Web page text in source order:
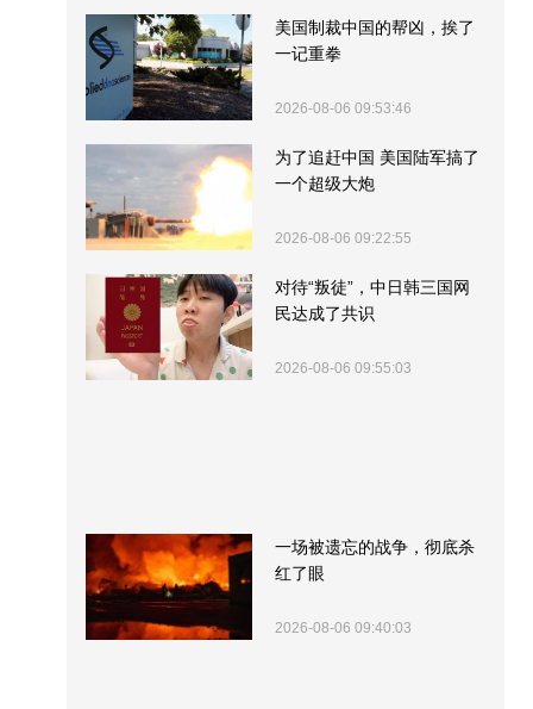
美国制裁中国的帮凶，挨了
一记重拳
2026-08-06 09:53:46
为了追赶中国 美国陆军搞了
一个超级大炮
2026-08-06 09:22:55
对待“叛徒”，中日韩三国网
民达成了共识
2026-08-06 09:55:03
一场被遗忘的战争，彻底杀
红了眼
2026-08-06 09:40:03